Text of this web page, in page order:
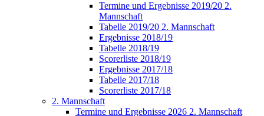
Termine und Ergebnisse 2019/20 2.
Mannschaft
Tabelle 2019/20 2. Mannschaft
Ergebnisse 2018/19
Tabelle 2018/19
Scorerliste 2018/19
Ergebnisse 2017/18
Tabelle 2017/18
Scorerliste 2017/18
2. Mannschaft
Termine und Ergebnisse 2026 2. Mannschaft